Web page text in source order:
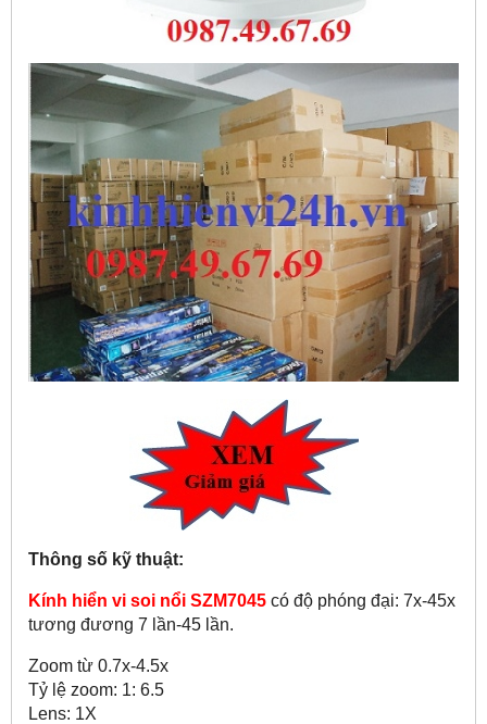
Thông số kỹ thuật:
Kính hiển vi soi nổi SZM7045 có độ phóng đại: 7x-45x
tương đương 7 lần-45 lần.
Zoom từ 0.7x-4.5x
Tỷ lệ zoom: 1: 6.5
Lens: 1X